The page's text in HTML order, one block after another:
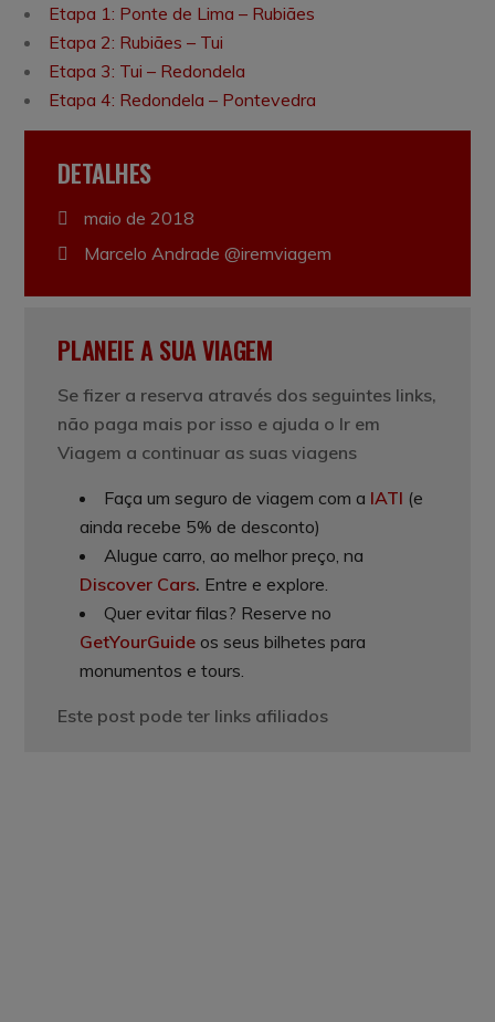
Etapa 1: Ponte de Lima – Rubiães
Etapa 2: Rubiães – Tui
Etapa 3: Tui – Redondela
Etapa 4: Redondela – Pontevedra
DETALHES
maio de 2018
Marcelo Andrade @iremviagem
PLANEIE A SUA VIAGEM
Se fizer a reserva através dos seguintes links,
não paga mais por isso e ajuda o Ir em
Viagem a continuar as suas viagens
Faça um seguro de viagem com a IATI (e
ainda recebe 5% de desconto)
Alugue carro, ao melhor preço, na
Discover Cars. Entre e explore.
Quer evitar filas? Reserve no
GetYourGuide os seus bilhetes para
monumentos e tours.
Este post pode ter links afiliados